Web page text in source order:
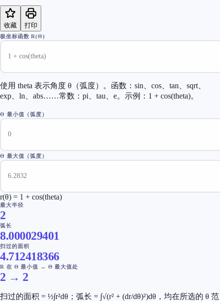
收藏 打印
极坐标函数 R(Θ)
使用 theta 表示角度 θ（弧度）。函数：sin、cos、tan、sqrt、
exp、ln、abs……常数：pi、tau、e。示例：1 + cos(theta)。
Θ 最小值（弧度）
Θ 最大值（弧度）
r(θ) = 1 + cos(theta)
最大半径
2
弧长
8.000029401
扫过的面积
4.712418366
R 在 Θ 最小值 → Θ 最大值处
2 → 2
扫过的面积 = ½∫r²dθ；弧长 = ∫√(r² + (dr/dθ)²)dθ，均在所选的 θ 范